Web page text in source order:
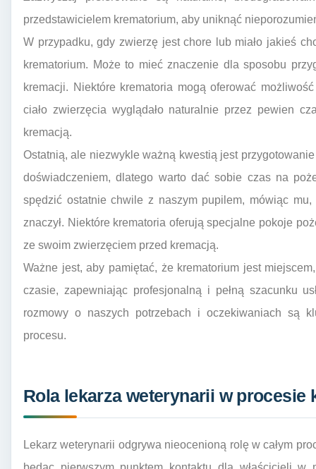
przedstawicielem krematorium, aby uniknąć
W przypadku, gdy zwierzę jest chore lub miało jakieś
krematorium. Może to mieć znaczenie dla sposobu
kremacji. Niektóre krematoria mogą oferować
ciało zwierzęcia wyglądało naturalnie przez pewien
kremacją.
Ostatnią, ale niezwykle ważną kwestią jest
doświadczeniem, dlatego warto dać sobie czas na
spędzić ostatnie chwile z naszym pupilem, mówiąc
znaczył. Niektóre krematoria oferują specjalne pokoje
ze swoim zwierzęciem przed kremacją.
Ważne jest, aby pamiętać, że krematorium jest
czasie, zapewniając profesjonalną i pełną szacunku
rozmowy o naszych potrzebach i oczekiwaniach są
procesu.
Rola lekarza weterynarii w procesie
Lekarz weterynarii odgrywa nieocenioną rolę w całym